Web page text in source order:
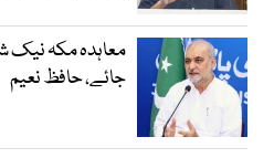
معاہدہ مکہ نیک
جائے، حافظ نعیم